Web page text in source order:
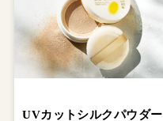
UVカットシルクパウダー